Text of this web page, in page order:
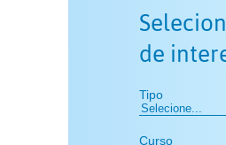
de
Tipo
Curso